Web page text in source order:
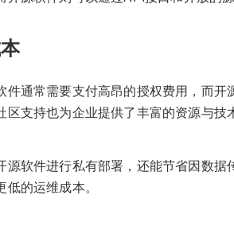
件通常需要支付高昂的授权费用，而
区支持也为企业提供了丰富的资源与
源软件进行私有部署，还能节省因数
的运维成本。